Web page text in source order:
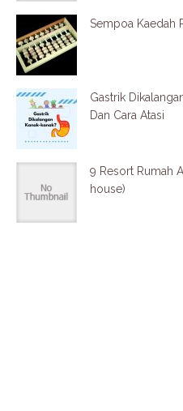
Sempoa Kaedah
Gastrik
Dan Cara Atasi
9 Resort Rumah
house)